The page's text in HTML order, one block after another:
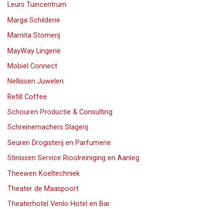
Leurs Tuincentrum
Marga Schilderie
Marnita Stomerij
MayWay Lingerie
Mobiel Connect
Nellissen Juwelen
Refill Coffee
Schouren Productie & Consulting
Schreinemachers Slagerij
Seuren Drogisterij en Parfumerie
Stinissen Service Rioolreiniging en Aanleg
Theewen Koeltechniek
Theater de Maaspoort
Theaterhotel Venlo Hotel en Bar